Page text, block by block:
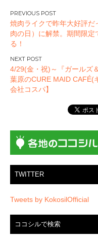
投
稿
ナ
ビ
ゲ
ー
シ
焼肉ライクで昨年大好評
肉の日）に解禁。期間限定
る！
4/29(金・祝)～『ガールズ
葉原のCURE MAID CAFÉ(
会社コスパ】
TWITTER
Tweets by KokosilOfficial
ココシルで検索